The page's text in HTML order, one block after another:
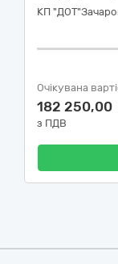
КП
Очікувана
182 250,00
з ПДВ